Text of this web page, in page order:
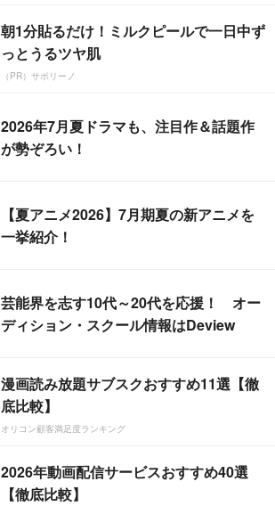
朝1分貼るだけ！ミルクピールで一日中ず
っとうるツヤ肌
（PR）サボリーノ
2026年7月夏ドラマも、注目作＆話題作
が勢ぞろい！
【夏アニメ2026】7月期夏の新アニメを
一挙紹介！
芸能界を志す10代～20代を応援！ オー
ディション・スクール情報はDeview
漫画読み放題サブスクおすすめ11選【徹
底比較】
オリコン顧客満足度ランキング
2026年動画配信サービスおすすめ40選
【徹底比較】